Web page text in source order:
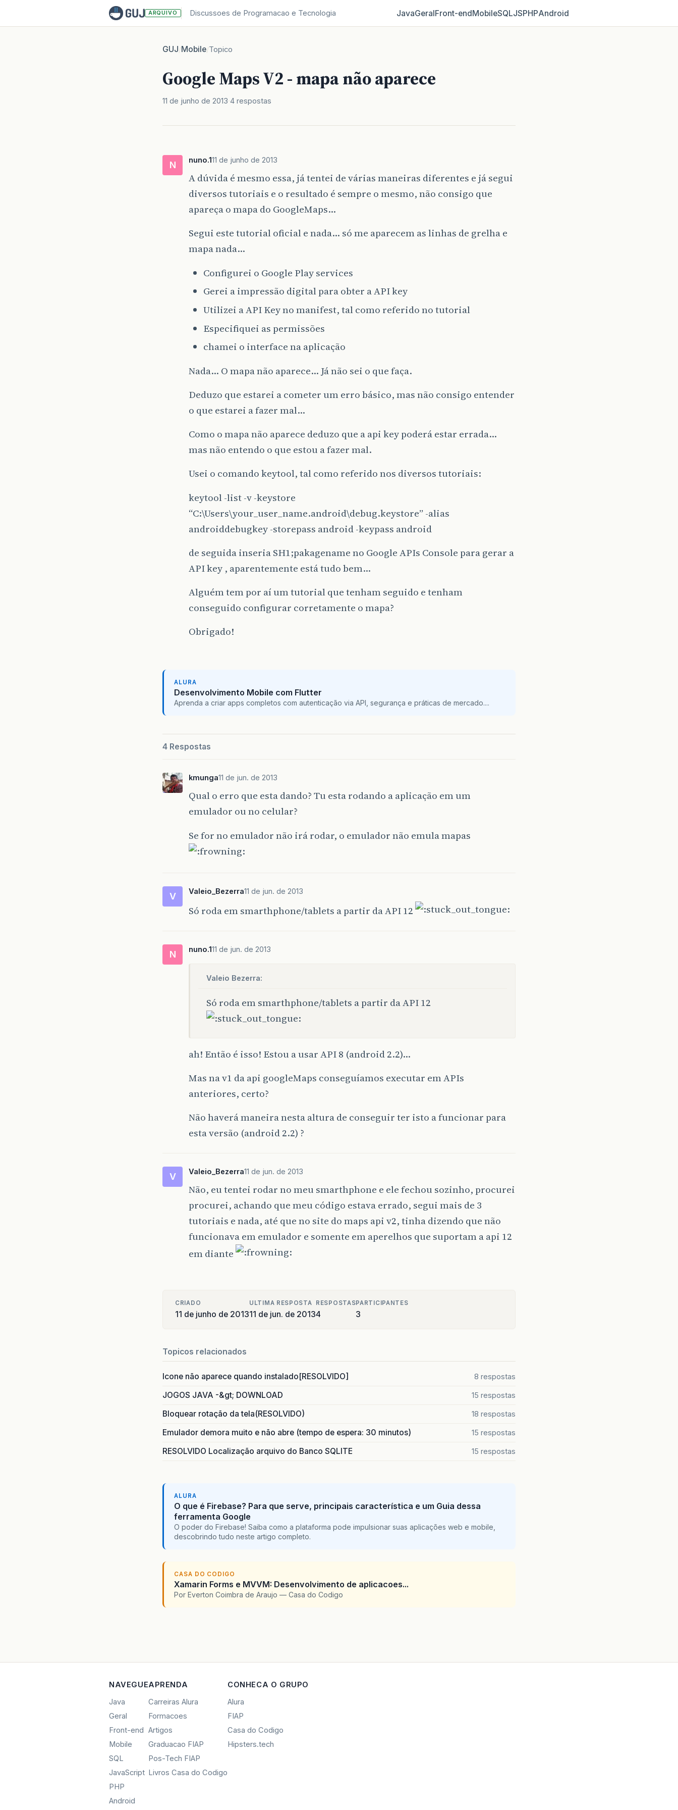
ARQUIVO Discussoes de Programacao e Tecnologia JavaGeralFront‑endMobileSQLJSPHPAndroid
GUJ/Mobile/Topico
Google Maps V2 - mapa não aparece
11 de junho de 2013 4 respostas
N nuno.111 de junho de 2013
A dúvida é mesmo essa, já tentei de várias maneiras diferentes e já segui
diversos tutoriais e o resultado é sempre o mesmo, não consigo que
apareça o mapa do GoogleMaps…
Segui este tutorial oficial e nada… só me aparecem as linhas de grelha e
mapa nada…
Configurei o Google Play services
Gerei a impressão digital para obter a API key
Utilizei a API Key no manifest, tal como referido no tutorial
Especifiquei as permissões
chamei o interface na aplicação
Nada… O mapa não aparece… Já não sei o que faça.
Deduzo que estarei a cometer um erro básico, mas não consigo entender
o que estarei a fazer mal…
Como o mapa não aparece deduzo que a api key poderá estar errada…
mas não entendo o que estou a fazer mal.
Usei o comando keytool, tal como referido nos diversos tutoriais:
keytool -list -v -keystore
“C:\Users\your_user_name.android\debug.keystore” -alias
androiddebugkey -storepass android -keypass android
de seguida inseria SH1;pakagename no Google APIs Console para gerar a
API key , aparentemente está tudo bem…
Alguém tem por aí um tutorial que tenham seguido e tenham
conseguido configurar corretamente o mapa?
Obrigado!
ALURA
Desenvolvimento Mobile com Flutter
Aprenda a criar apps completos com autenticação via API, segurança e práticas de mercado....
4 Respostas
kmunga11 de jun. de 2013
Qual o erro que esta dando? Tu esta rodando a aplicação em um
emulador ou no celular?
Se for no emulador não irá rodar, o emulador não emula mapas
V Valeio_Bezerra11 de jun. de 2013
Só roda em smarthphone/tablets a partir da API 12
N nuno.111 de jun. de 2013
Valeio Bezerra:
Só roda em smarthphone/tablets a partir da API 12
ah! Então é isso! Estou a usar API 8 (android 2.2)…
Mas na v1 da api googleMaps conseguíamos executar em APIs
anteriores, certo?
Não haverá maneira nesta altura de conseguir ter isto a funcionar para
esta versão (android 2.2) ?
V Valeio_Bezerra11 de jun. de 2013
Não, eu tentei rodar no meu smarthphone e ele fechou sozinho, procurei
procurei, achando que meu código estava errado, segui mais de 3
tutoriais e nada, até que no site do maps api v2, tinha dizendo que não
funcionava em emulador e somente em aperelhos que suportam a api 12
em diante
CRIADO
11 de junho de 2013
ULTIMA RESPOSTA
11 de jun. de 2013
RESPOSTAS
4
PARTICIPANTES
3
Topicos relacionados
Icone não aparece quando instalado[RESOLVIDO] 8 respostas
JOGOS JAVA -&gt; DOWNLOAD 15 respostas
Bloquear rotação da tela(RESOLVIDO) 18 respostas
Emulador demora muito e não abre (tempo de espera: 30 minutos) 15 respostas
RESOLVIDO Localização arquivo do Banco SQLITE 15 respostas
ALURA
O que é Firebase? Para que serve, principais característica e um Guia dessa
ferramenta Google
O poder do Firebase! Saiba como a plataforma pode impulsionar suas aplicações web e mobile,
descobrindo tudo neste artigo completo.
CASA DO CODIGO
Xamarin Forms e MVVM: Desenvolvimento de aplicacoes...
Por Everton Coimbra de Araujo — Casa do Codigo
NAVEGUE
Java
Geral
Front-end
Mobile
SQL
JavaScript
PHP
Android
APRENDA
Carreiras Alura
Formacoes
Artigos
Graduacao FIAP
Pos-Tech FIAP
Livros Casa do Codigo
CONHECA O GRUPO
Alura
FIAP
Casa do Codigo
Hipsters.tech